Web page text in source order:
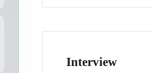
Interview